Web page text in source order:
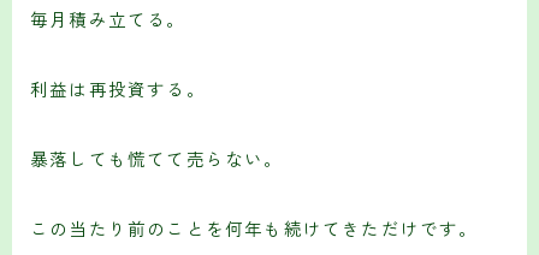
毎月積み立てる。
利益は再投資する。
暴落しても慌てて売らない。
この当たり前のことを何年も続けてきただけです。